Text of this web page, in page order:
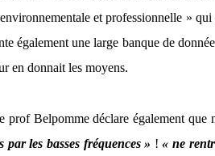
et professionnelle »
également une large banque de
en donnait les moyens.
prof Belpomme déclare également
par les basses fréquences » !« ne